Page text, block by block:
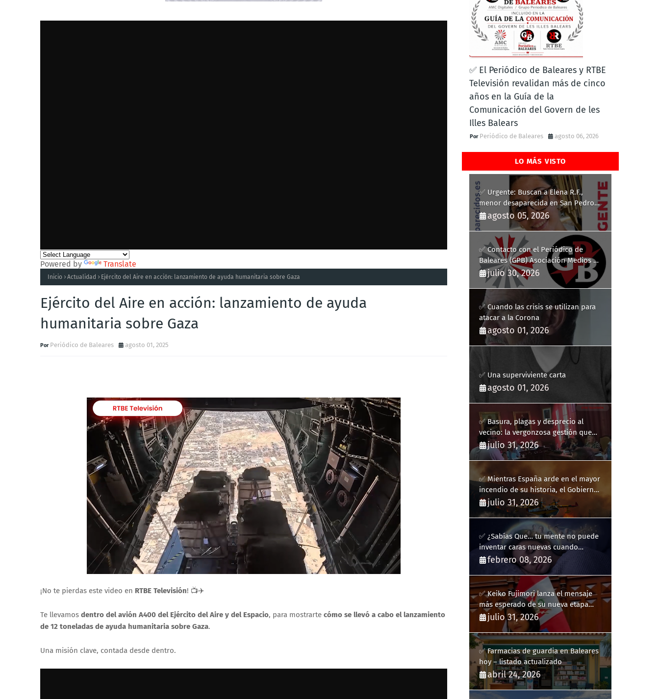
Powered by Translate
Inicio Actualidad Ejército del Aire en acción: lanzamiento de ayuda humanitaria sobre Gaza
Ejército del Aire en acción: lanzamiento de ayuda
humanitaria sobre Gaza
Periódico de Baleares agosto 01, 2025
¡No te pierdas este video en RTBE Televisión! 📺✈️
Te llevamos dentro del avión A400 del Ejército del Aire y del Espacio, para mostrarte cómo se llevó a cabo el lanzamiento
de 12 toneladas de ayuda humanitaria sobre Gaza.
Una misión clave, contada desde dentro.
✅ El Periódico de Baleares y RTBE
Televisión revalidan más de cinco
años en la Guía de la
Comunicación del Govern de les
Illes Balears
Periódico de Baleares agosto 06, 2026
LO MÁS VISTO
✅ Urgente: Buscan a Elena R.F.,
menor desaparecida en San Pedro
del Pinatar
agosto 05, 2026
✅ Contacto con el Periódico de
Baleares (GPB) Asociación Medios de
Comunicación Digitales
julio 30, 2026
✅ Cuando las crisis se utilizan para
atacar a la Corona
agosto 01, 2026
✅ Una superviviente carta
agosto 01, 2026
✅ Basura, plagas y desprecio al
vecino: la vergonzosa gestión que
ha hecho estallar a Llucmajor
julio 31, 2026
✅ Mientras España arde en el mayor
incendio de su historia, el Gobierno
bloquea siete hidroaviones por
"ahorrarse" dinero
julio 31, 2026
✅ ¿Sabías Que… tu mente no puede
inventar caras nuevas cuando
sueñas?
febrero 08, 2026
✅ Keiko Fujimori lanza el mensaje
más esperado de su nueva etapa
como presidenta de Perú
julio 31, 2026
✅ Farmacias de guardia en Baleares
hoy – listado actualizado
abril 24, 2026